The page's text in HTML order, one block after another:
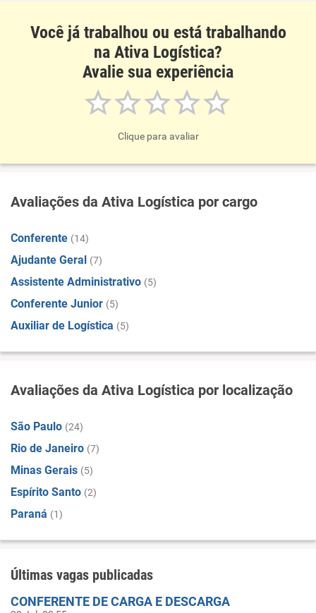
Você já trabalhou ou está trabalhando
na Ativa Logística?
Avalie sua experiência
Clique para avaliar
Avaliações da Ativa Logística por cargo
Conferente (14)
Ajudante Geral (7)
Assistente Administrativo (5)
Conferente Junior (5)
Auxiliar de Logística (5)
Avaliações da Ativa Logística por localização
São Paulo (24)
Rio de Janeiro (7)
Minas Gerais (5)
Espírito Santo (2)
Paraná (1)
Últimas vagas publicadas
CONFERENTE DE CARGA E DESCARGA